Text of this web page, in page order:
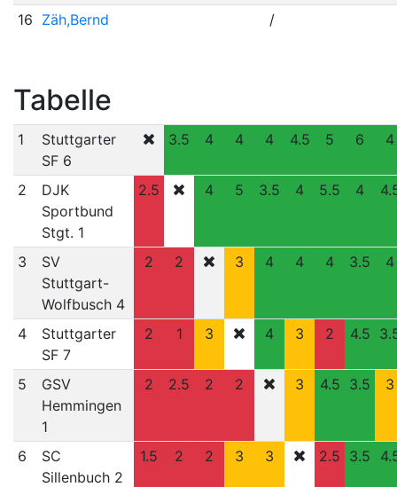
16 Zäh,Bernd /
Tabelle
1
Stuttgarter
SF 6
3.5 4 4 4 4.5 5 6 4
2
DJK
Sportbund
Stgt. 1
2.5 4 5 3.5 4 5.5 4
3
SV
Stuttgart-
Wolfbusch 4
2 2 3 4 4 4 3.5 4
4
Stuttgarter
SF 7
2 1 3 4 3 2 4.5
5
GSV
Hemmingen
1
2 2.5 2 2 3 4.5 3.5 3
6
SC
Sillenbuch 2
1.5 2 2 3 3 2.5 3.5